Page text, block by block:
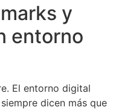
y
entorno
El entorno digital
dicen más que